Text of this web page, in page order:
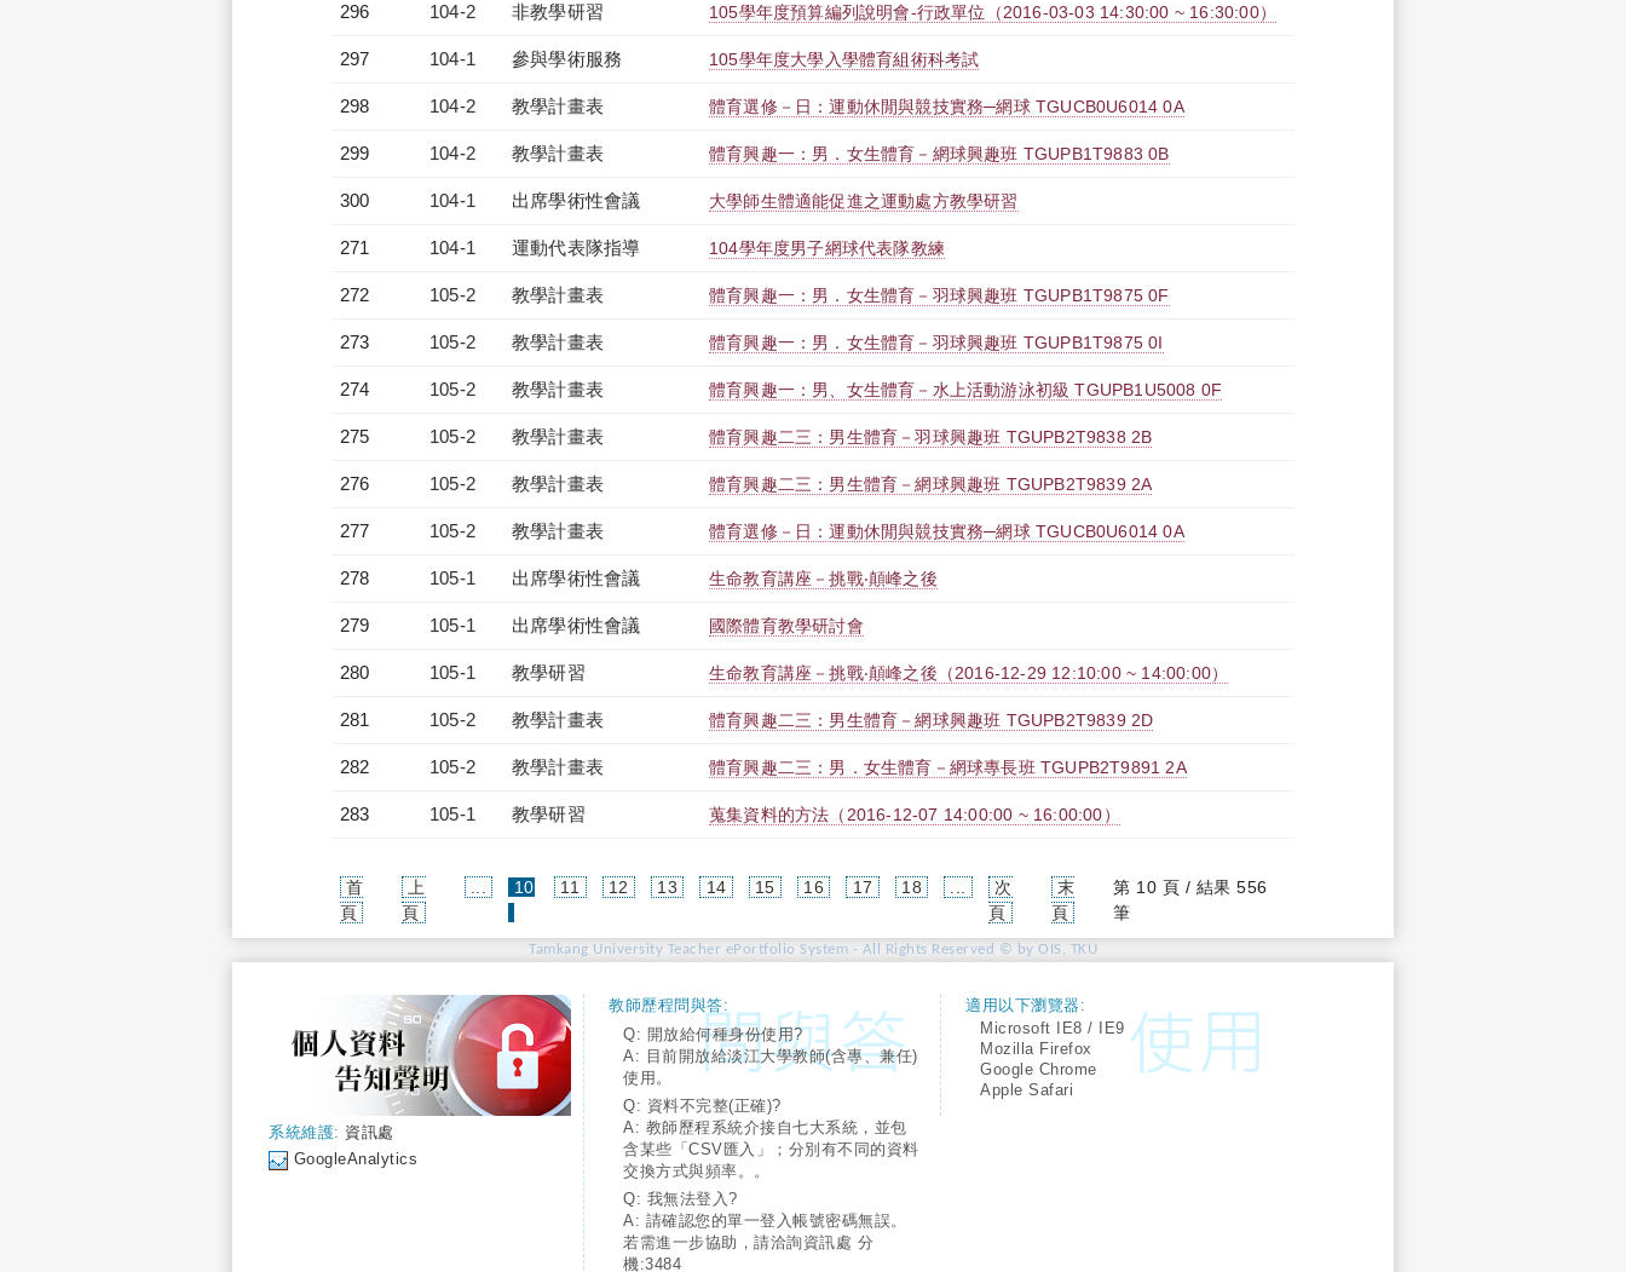
296 104-2 非教學研習 105學年度預算編列說明會-行政單位（2016-03-03 14:30:00 ~ 16:30:00）
297 104-1 參與學術服務 105學年度大學入學體育組術科考試
298 104-2 教學計畫表 體育選修－日：運動休閒與競技實務─網球 TGUCB0U6014 0A
299 104-2 教學計畫表 體育興趣一：男．女生體育－網球興趣班 TGUPB1T9883 0B
300 104-1 出席學術性會議 大學師生體適能促進之運動處方教學研習
271 104-1 運動代表隊指導 104學年度男子網球代表隊教練
272 105-2 教學計畫表 體育興趣一：男．女生體育－羽球興趣班 TGUPB1T9875 0F
273 105-2 教學計畫表 體育興趣一：男．女生體育－羽球興趣班 TGUPB1T9875 0I
274 105-2 教學計畫表 體育興趣一：男、女生體育－水上活動游泳初級 TGUPB1U5008 0F
275 105-2 教學計畫表 體育興趣二三：男生體育－羽球興趣班 TGUPB2T9838 2B
276 105-2 教學計畫表 體育興趣二三：男生體育－網球興趣班 TGUPB2T9839 2A
277 105-2 教學計畫表 體育選修－日：運動休閒與競技實務─網球 TGUCB0U6014 0A
278 105-1 出席學術性會議 生命教育講座－挑戰‧顛峰之後
279 105-1 出席學術性會議 國際體育教學研討會
280 105-1 教學研習 生命教育講座－挑戰‧顛峰之後（2016-12-29 12:10:00 ~ 14:00:00）
281 105-2 教學計畫表 體育興趣二三：男生體育－網球興趣班 TGUPB2T9839 2D
282 105-2 教學計畫表 體育興趣二三：男．女生體育－網球專長班 TGUPB2T9891 2A
283 105-1 教學研習 蒐集資料的方法（2016-12-07 14:00:00 ~ 16:00:00）
首
頁
上
頁
10
11 12 13 14 15 16 17 18
次
頁
末
頁
第 10 頁 / 結果 556
筆
Tamkang University Teacher ePortfolio System - All Rights Reserved © by OIS, TKU
系統維護: 資訊處
GoogleAnalytics
教師歷程問與答:
Q: 開放給何種身份使用?
A: 目前開放給淡江大學教師(含專、兼任)
使用。
Q: 資料不完整(正確)?
A: 教師歷程系統介接自七大系統，並包
含某些「CSV匯入」；分別有不同的資料
交換方式與頻率。。
Q: 我無法登入?
A: 請確認您的單一登入帳號密碼無誤。
若需進一步協助，請洽詢資訊處 分
機:3484
適用以下瀏覽器:
Microsoft IE8 / IE9
Mozilla Firefox
Google Chrome
Apple Safari